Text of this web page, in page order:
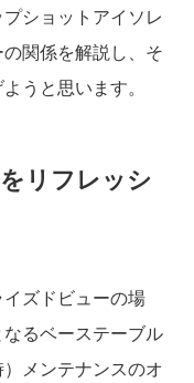
ショットアイソレ
関係を解説し、そ
うと思います。
リフレッシ
ズドビューの場
るベーステーブル
メンテナンスのオ